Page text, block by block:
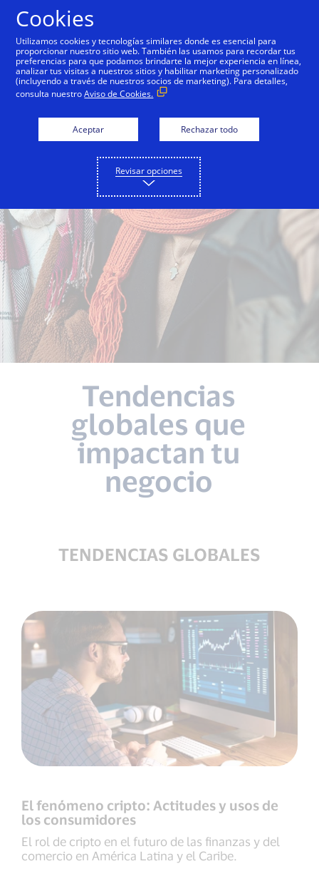
Tendencias
globales que
impactan tu
negocio
TENDENCIAS GLOBALES
El fenómeno cripto: Actitudes y usos de
los consumidores
El rol de cripto en el futuro de las finanzas y del
comercio en América Latina y el Caribe.
Cookies
Utilizamos cookies y tecnologías similares donde es esencial para
proporcionar nuestro sitio web. También las usamos para recordar tus
preferencias para que podamos brindarte la mejor experiencia en línea,
analizar tus visitas a nuestros sitios y habilitar marketing personalizado
(incluyendo a través de nuestros socios de marketing). Para detalles,
consulta nuestroAviso de Cookies.
Aceptar Rechazar todo
Revisar opciones